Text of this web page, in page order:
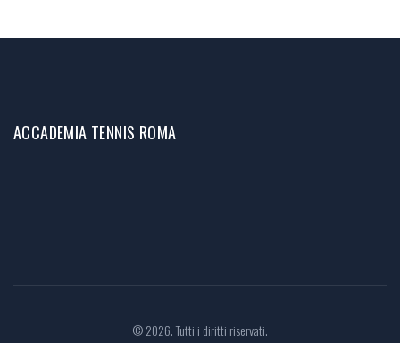
ACCADEMIA TENNIS ROMA
© 2026. Tutti i diritti riservati.